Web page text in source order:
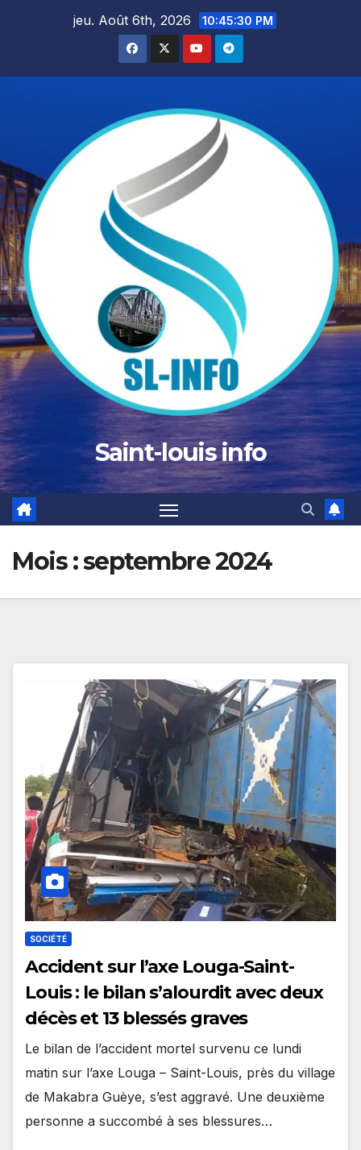
jeu. Août 6th, 2026 10:45:32 PM
Saint-louis info
Mois :septembre 2024
SOCIÉTÉ
Accident sur l’axe Louga-Saint-
Louis : le bilan s’alourdit avec deux
décès et 13 blessés graves
Le bilan de l’accident mortel survenu ce lundi
matin sur l’axe Louga – Saint-Louis, près du village
de Makabra Guèye, s’est aggravé. Une deuxième
personne a succombé à ses blessures…